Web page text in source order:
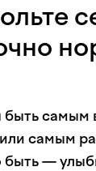
быть самым
самым
—